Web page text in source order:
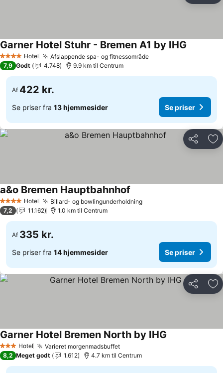
4 StjernerHotel Afslappende spa- og fitnessområde
Garner Hotel Stuhr - Bremen A1 by IHG
7,9 Godt 4.748 9.9 km til Centrum
Af 422 kr.
Se priser fra 13 hjemmesider Se priser
Del
4 StjernerHotel Billard- og bowlingunderholdning
a&o Bremen Hauptbahnhof
7,2 11.162 1.0 km til Centrum
Af 335 kr.
Se priser fra 14 hjemmesider Se priser
Del
3 StjernerHotel Varieret morgenmadsbuffet
Garner Hotel Bremen North by IHG
8,2 Meget godt 1.612 4.7 km til Centrum